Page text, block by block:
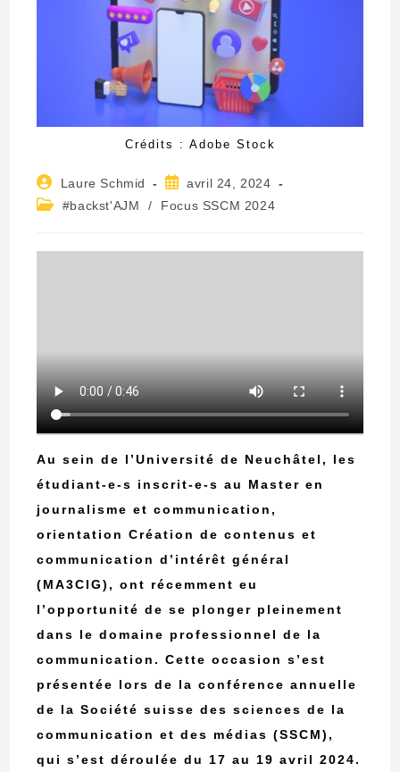
Crédits : Adobe Stock
Auteur/autrice
de
la
Laure Schmid
Publication
publiée :
avril 24, 2024
Post#backst'AJM / Focus SSCM 2024
Au sein de l’Université de Neuchâtel, les
étudiant-e-s inscrit-e-s au Master en
journalisme et communication,
orientation Création de contenus et
communication d’intérêt général
(MA3CIG), ont récemment eu
l’opportunité de se plonger pleinement
dans le domaine professionnel de la
communication. Cette occasion s’est
présentée lors de la conférence annuelle
de la Société suisse des sciences de la
communication et des médias (SSCM),
qui s’est déroulée du 17 au 19 avril 2024.